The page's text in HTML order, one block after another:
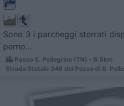
Sono 3 i parcheggi sterrati
perno...
Passo S. Pellegrino (TN) - 6.5km
Strada Statale 346 del Passo di S.